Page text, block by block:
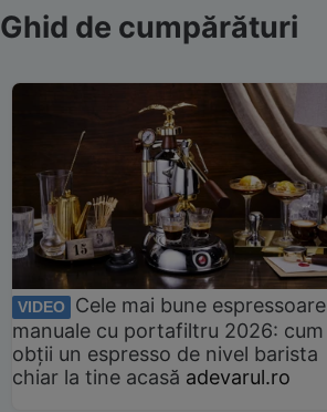
Ghid de cumpărături
VIDEO
Cele mai bune espressoare
manuale cu portafiltru 2026: cum
obții un espresso de nivel barista
chiar la tine acasă adevarul.ro